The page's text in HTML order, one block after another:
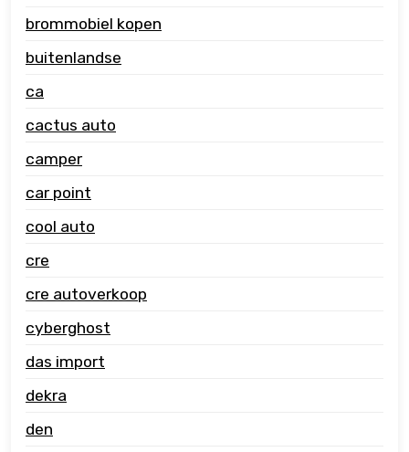
brommobiel kopen
buitenlandse
ca
cactus auto
camper
car point
cool auto
cre
cre autoverkoop
cyberghost
das import
dekra
den